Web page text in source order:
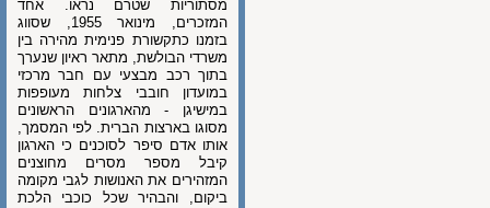
מסתוריות שטרם נראו. אחד
המזכרים, מינואר 1955, שסווג
בזמנו כתקשורת פנימית מהירה בין
משרדי הבולשת, מתאר ראיון שנערך
בתוך רכב מבצעי עם חבר מרכזי
במועדון חובבי צלחות מעופפות
במישיגן - מהארגונים הראשונים
מסוגו בארצות הברית. לפי המסמך,
אותו אדם סיפר לסוכנים כי הארגון
קיבל מספר מסרים מחוצנים
המזהירים את האנושות לגבי מקומה
ביקום, והבהיר שכל כוכבי הלכת